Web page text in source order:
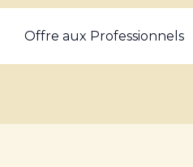
Offre aux Professionnels